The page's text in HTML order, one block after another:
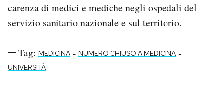
carenza di medici e mediche negli ospedali del
servizio sanitario nazionale e sul territorio.
Tag: MEDICINA - NUMERO CHIUSO A MEDICINA -
UNIVERSITÀ